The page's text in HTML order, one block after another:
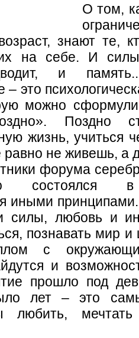
О том,
знают те,
на себе. И
и
– это
можно
Поздно
жизнь, учиться
равно не живешь, а
форума
состоялся в
иными
силы, любовь и
познавать мир и
с
и
прошло под
лет – это
любить,